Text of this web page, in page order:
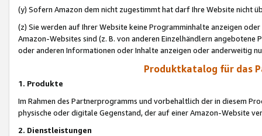
(y) Sofern Amazon dem nicht zugestimmt hat darf Ihre Website nicht
(z) Sie werden auf Ihrer Website keine Programminhalte anzeigen
Amazon-Websites sind (z. B. von anderen Einzelhändlern
oder anderen Informationen oder Inhalte anzeigen oder anderweitig
Produktkatalog für das
1. Produkte
Im Rahmen des Partnerprogramms und vorbehaltlich der in diesem
physische oder digitale Gegenstand, der auf einer Amazon-Website
2. Dienstleistungen